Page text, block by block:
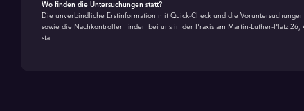
Wo finden die Untersuchungen statt?
Die unverbindliche Erstinformation mit Quick-Check und die
sowie die Nachkontrollen finden bei uns in der Praxis am Martin-Luther-Platz
statt.